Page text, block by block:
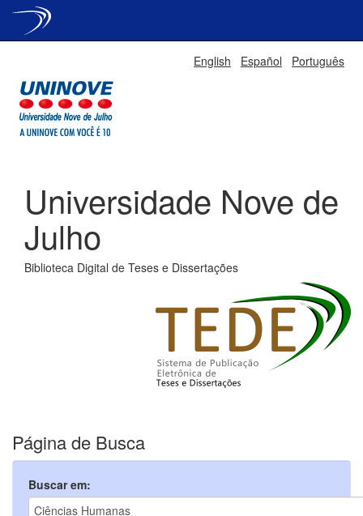
English Español Português
Universidade Nove de
Julho
Biblioteca Digital de Teses e Dissertações
Página de Busca
Buscar em: